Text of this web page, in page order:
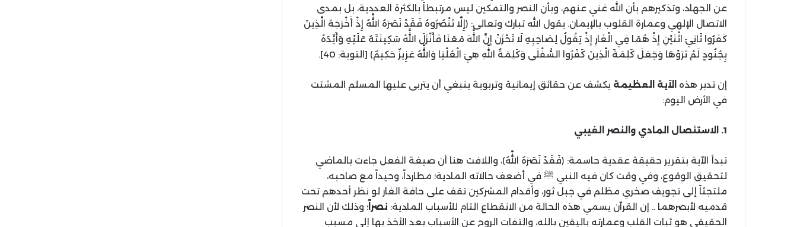
عن الجهاد، وتذكيرهم بأن الله غني عنهم، وبأن النصر والتمكين ليس مرتبطاً بالكثرة العددية، بل بمدى
الاتصال الإلهي وعمارة القلوب بالإيمان. يقول الله تبارك وتعالى: ﴿إِلَّا تَنْصُرُوهُ فَقَدْ نَصَرَهُ اللَّهُ إِذْ أَخْرَجَهُ الَّذِينَ
كَفَرُوا ثَانِيَ اثْنَيْنِ إِذْ هُمَا فِي الْغَارِ إِذْ يَقُولُ لِصَاحِبِهِ لَا تَحْزَنْ إِنَّ اللَّهَ مَعَنَا فَأَنْزَلَ اللَّهُ سَكِينَتَهُ عَلَيْهِ وَأَيَّدَهُ
بِجُنُودٍ لَمْ تَرَوْهَا وَجَعَلَ كَلِمَةَ الَّذِينَ كَفَرُوا السُّفْلَى وَكَلِمَةُ اللَّهِ هِيَ الْعُلْيَا وَاللَّهُ عَزِيزٌ حَكِيمٌ﴾ [التوبة: 40].
إن تدبر هذه الآية العظيمة يكشف عن حقائق إيمانية وتربوية ينبغي أن يتربى عليها المسلم المشتت
في الأرض اليوم:
1. الاستئصال المادي والنصر الغيبي
تبدأ الآية بتقرير حقيقة عقدية حاسمة: ﴿فَقَدْ نَصَرَهُ اللَّهُ﴾، واللافت هنا أن صيغة الفعل جاءت بالماضي
لتحقيق الوقوع، وفي وقت كان فيه النبي ﷺ في أضعف حالاته المادية؛ مطارداً، وحيداً مع صاحبه،
ملتجئاً إلى تجويف صخري مظلم في جبل ثور، وأقدام المشركين تقف على حافة الغار لو نظر أحدهم تحت
قدميه لأبصرهما .. إن القرآن يسمي هذه الحالة من الانقطاع التام للأسباب المادية: نصراً ؛ وذلك لأن النصر
الحقيقي هو ثبات القلب وعمارته باليقين بالله، والتفات الروح عن الأسباب بعد الأخذ بها إلى مسبب